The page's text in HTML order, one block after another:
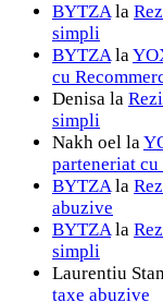
BYTZAla
simpli
BYTZAla
cu
Denisa la
simpli
Nakh oel la
parteneriat cu
BYTZAla
abuzive
BYTZAla
simpli
Laurentiu
taxe abuzive